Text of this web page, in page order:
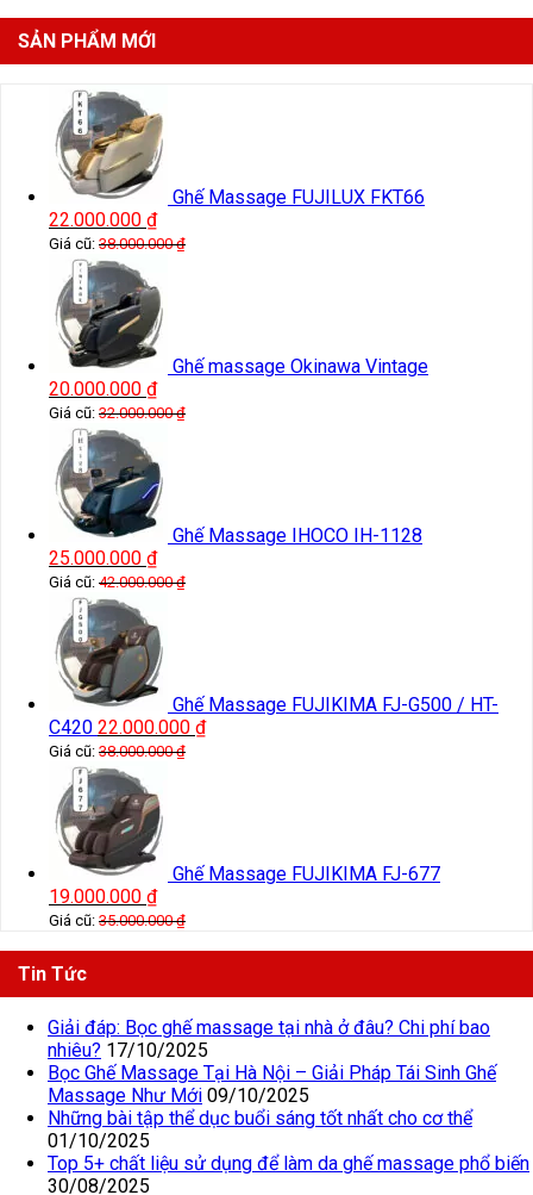
SẢN PHẨM MỚI
Ghế Massage FUJILUX FKT66
22.000.000 ₫
Giá cũ: 38.000.000₫
Ghế massage Okinawa Vintage
20.000.000 ₫
Giá cũ: 32.000.000₫
Ghế Massage IHOCO IH-1128
25.000.000 ₫
Giá cũ: 42.000.000₫
Ghế Massage FUJIKIMA FJ-G500 / HT-
C420 22.000.000 ₫
Giá cũ: 38.000.000₫
Ghế Massage FUJIKIMA FJ-677
19.000.000 ₫
Giá cũ: 35.000.000₫
Tin Tức
Giải đáp: Bọc ghế massage tại nhà ở đâu? Chi phí bao
nhiêu? 17/10/2025
Bọc Ghế Massage Tại Hà Nội – Giải Pháp Tái Sinh Ghế
Massage Như Mới 09/10/2025
Những bài tập thể dục buổi sáng tốt nhất cho cơ thể
01/10/2025
Top 5+ chất liệu sử dụng để làm da ghế massage phổ biến
30/08/2025